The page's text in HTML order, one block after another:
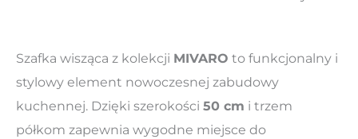
Szafka wisząca z kolekcji MIVARO to funkcjonalny i
stylowy element nowoczesnej zabudowy
kuchennej. Dzięki szerokości 50 cm i trzem
półkom zapewnia wygodne miejsce do